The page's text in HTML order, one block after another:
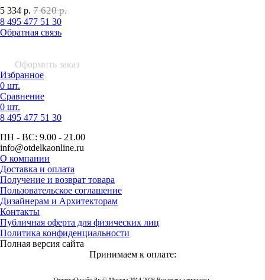
5 334 р. 7 620 р.
8 495 477 51 30
Обратная связь
Оформить заказ
Избранное
0 шт.
Сравнение
0 шт.
8 495 477 51 30
ПН - ВС: 9.00 - 21.00
info@otdelkaonline.ru
О компании
Доставка и оплата
Получение и возврат товара
Пользовательское соглашение
Дизайнерам и Архитекторам
Контакты
Публичная оферта для физических лиц
Политика конфиденциальности
Полная версия сайта
Принимаем к оплате: